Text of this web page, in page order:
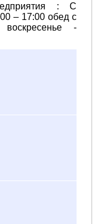
: С
– 17:00 обед с
-